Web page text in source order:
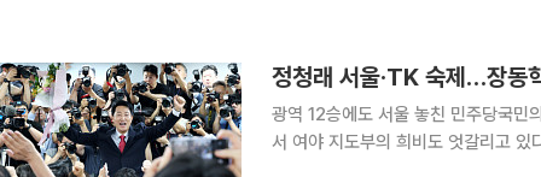
광역 12승에도 서울 놓친 민주당국민의힘은 PK 잃고 내홍
서 여야 지도부의 희비도 엇갈리고